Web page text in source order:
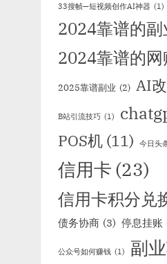
33搜帧—短视频创作AI神器 (1)
2024靠谱的副
2024靠谱的网
2025靠谱副业 (2) AI
B站引流技巧 (1)
POS机 (11) 今日头
信用卡 (23)
信用卡积分兑
债务协商 (3) 停息挂账
公众号如何赚钱 (1) 副